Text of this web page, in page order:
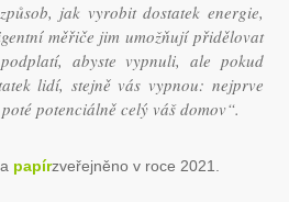
jak vyrobit dostatek energie,
měřiče jim umožňují přidělovat
abyste vypnuli, ale pokud
lidí, stejně vás vypnou: nejprve
potenciálně celý váš domov“.
papírzveřejněno v roce 2021.